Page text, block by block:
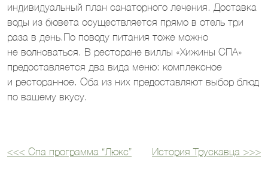
индивидуальный план санаторного лечения. Доставка
воды из бювета осуществляется прямо в отель три
раза в день.По поводу питания тоже можно
не волноваться. В ресторане виллы «Хижины СПА»
предоставляется два вида меню: комплексное
и ресторанное. Оба из них предоставляют выбор блюд
по вашему вкусу.
Навигация
<<< Спа программа “Люкс” История Трускавца >>>